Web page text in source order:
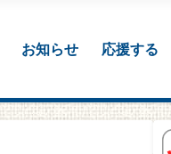
お知らせ 応援する